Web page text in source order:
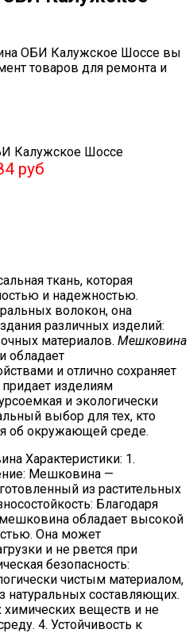
ОБИ Калужское Шоссе вы
товаров для ремонта и
руб
ткань, которая
и надежностью.
волокон, она
различных изделий:
материалов. Мешковина
обладает
и отлично сохраняет
придает изделиям
и экологически
выбор для тех, кто
об окружающей среде.
Характеристики: 1.
Мешковина —
из растительных
Благодаря
мешковина обладает высокой
Она может
и не рвется при
безопасность:
чистым материалом,
натуральных составляющих.
веществ и не
4. Устойчивость к